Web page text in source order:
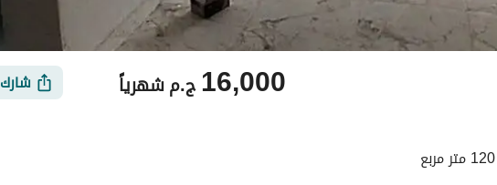
ج.م16,000 شهرياً شارك
120 متر مربع